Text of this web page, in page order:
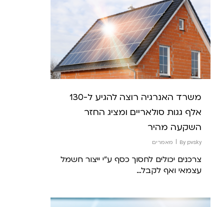
משרד האנרגיה רוצה להגיע ל-130
אלף גגות סולאריים ומציג החזר
השקעה מהיר
By pvsky מאמרים
צרכנים יכולים לחסוך כסף ע"י ייצור חשמל
עצמאי ואף לקבל…